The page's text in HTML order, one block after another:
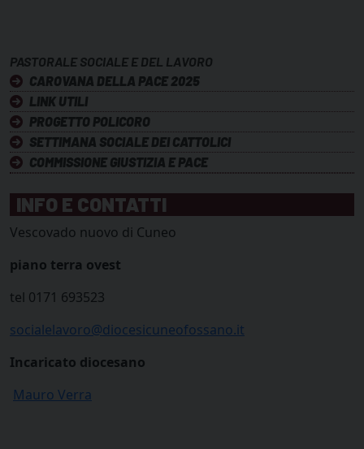
PASTORALE SOCIALE E DEL LAVORO
CAROVANA DELLA PACE 2025
LINK UTILI
PROGETTO POLICORO
SETTIMANA SOCIALE DEI CATTOLICI
COMMISSIONE GIUSTIZIA E PACE
INFO E CONTATTI
Vescovado nuovo di Cuneo
piano terra ovest
tel 0171 693523
socialelavoro@diocesicuneofossano.it
Incaricato diocesano
Mauro Verra